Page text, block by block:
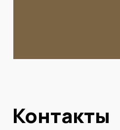
Контакты